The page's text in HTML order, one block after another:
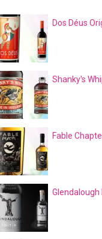
Dos Déus
Shanky's
Fable
Glendalough